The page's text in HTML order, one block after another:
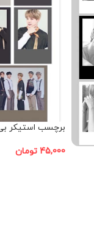
برچسب استیکر
45,000 تومان